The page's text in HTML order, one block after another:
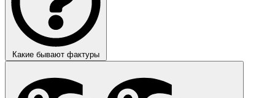
Какие бывают фактуры